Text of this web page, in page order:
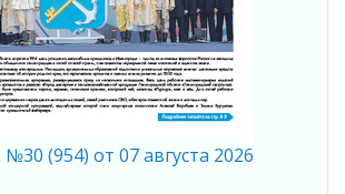
и музыка
к выборам
только письменное
(954) от 07 августа 2026